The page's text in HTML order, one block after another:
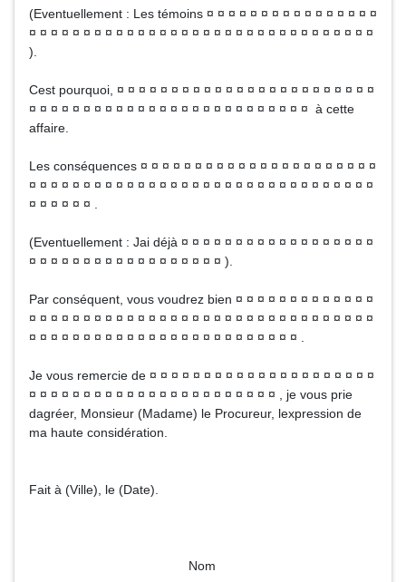
(Eventuellement : Les témoins ¤ ¤ ¤ ¤ ¤ ¤ ¤ ¤ ¤ ¤ ¤ ¤ ¤ ¤ ¤ ¤
¤ ¤ ¤ ¤ ¤ ¤ ¤ ¤ ¤ ¤ ¤ ¤ ¤ ¤ ¤ ¤ ¤ ¤ ¤ ¤ ¤ ¤ ¤ ¤ ¤ ¤ ¤ ¤ ¤ ¤ ¤ ¤
).
Cest pourquoi, ¤ ¤ ¤ ¤ ¤ ¤ ¤ ¤ ¤ ¤ ¤ ¤ ¤ ¤ ¤ ¤ ¤ ¤ ¤ ¤ ¤ ¤ ¤ ¤
¤ ¤ ¤ ¤ ¤ ¤ ¤ ¤ ¤ ¤ ¤ ¤ ¤ ¤ ¤ ¤ ¤ ¤ ¤ ¤ ¤ ¤ ¤ ¤ ¤ ¤ à cette
affaire.
Les conséquences ¤ ¤ ¤ ¤ ¤ ¤ ¤ ¤ ¤ ¤ ¤ ¤ ¤ ¤ ¤ ¤ ¤ ¤ ¤ ¤ ¤ ¤
¤ ¤ ¤ ¤ ¤ ¤ ¤ ¤ ¤ ¤ ¤ ¤ ¤ ¤ ¤ ¤ ¤ ¤ ¤ ¤ ¤ ¤ ¤ ¤ ¤ ¤ ¤ ¤ ¤ ¤ ¤ ¤
¤ ¤ ¤ ¤ ¤ ¤ .
(Eventuellement : Jai déjà ¤ ¤ ¤ ¤ ¤ ¤ ¤ ¤ ¤ ¤ ¤ ¤ ¤ ¤ ¤ ¤ ¤ ¤
¤ ¤ ¤ ¤ ¤ ¤ ¤ ¤ ¤ ¤ ¤ ¤ ¤ ¤ ¤ ¤ ¤ ¤ ).
Par conséquent, vous voudrez bien ¤ ¤ ¤ ¤ ¤ ¤ ¤ ¤ ¤ ¤ ¤ ¤ ¤
¤ ¤ ¤ ¤ ¤ ¤ ¤ ¤ ¤ ¤ ¤ ¤ ¤ ¤ ¤ ¤ ¤ ¤ ¤ ¤ ¤ ¤ ¤ ¤ ¤ ¤ ¤ ¤ ¤ ¤ ¤ ¤
¤ ¤ ¤ ¤ ¤ ¤ ¤ ¤ ¤ ¤ ¤ ¤ ¤ ¤ ¤ ¤ ¤ ¤ ¤ ¤ ¤ ¤ ¤ ¤ ¤ .
Je vous remercie de ¤ ¤ ¤ ¤ ¤ ¤ ¤ ¤ ¤ ¤ ¤ ¤ ¤ ¤ ¤ ¤ ¤ ¤ ¤ ¤ ¤
¤ ¤ ¤ ¤ ¤ ¤ ¤ ¤ ¤ ¤ ¤ ¤ ¤ ¤ ¤ ¤ ¤ ¤ ¤ ¤ ¤ ¤ ¤ , je vous prie
dagréer, Monsieur (Madame) le Procureur, lexpression de
ma haute considération.
Fait à (Ville), le (Date).
Nom